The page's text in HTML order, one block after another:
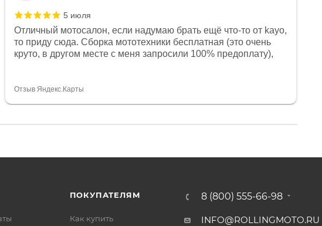
5 июля
Отличный мотосалон, если надумаю брать ещё что-то от kayo,
то приду сюда. Сборка мототехники бесплатная (это очень
круто, в другом месте с меня запросили 100% предоплату),
спасибо отдельное, всегда на связи, очень детально всё
Отзыв Яндекс.Карты
ПОКУПАТЕЛЯМ
Как купить
8 (800) 555-66-98
INFO@ROLLINGMOTO.RU